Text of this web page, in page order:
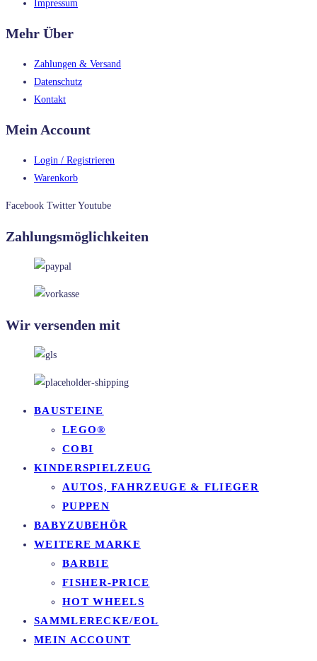
Impressum
Mehr Über
Zahlungen & Versand
Datenschutz
Kontakt
Mein Account
Login / Registrieren
Warenkorb
Facebook Twitter Youtube
Zahlungsmöglichkeiten
Wir versenden mit
BAUSTEINE
LEGO®
COBI
KINDERSPIELZEUG
AUTOS, FAHRZEUGE & FLIEGER
PUPPEN
BABYZUBEHÖR
WEITERE MARKE
BARBIE
FISHER-PRICE
HOT WHEELS
SAMMLERECKE/EOL
MEIN ACCOUNT